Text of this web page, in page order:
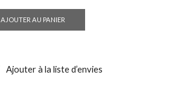
AJOUTER AU PANIER
Ajouter à la liste d’envies